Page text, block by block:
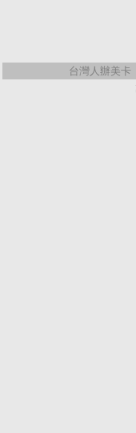
台灣人辦美卡